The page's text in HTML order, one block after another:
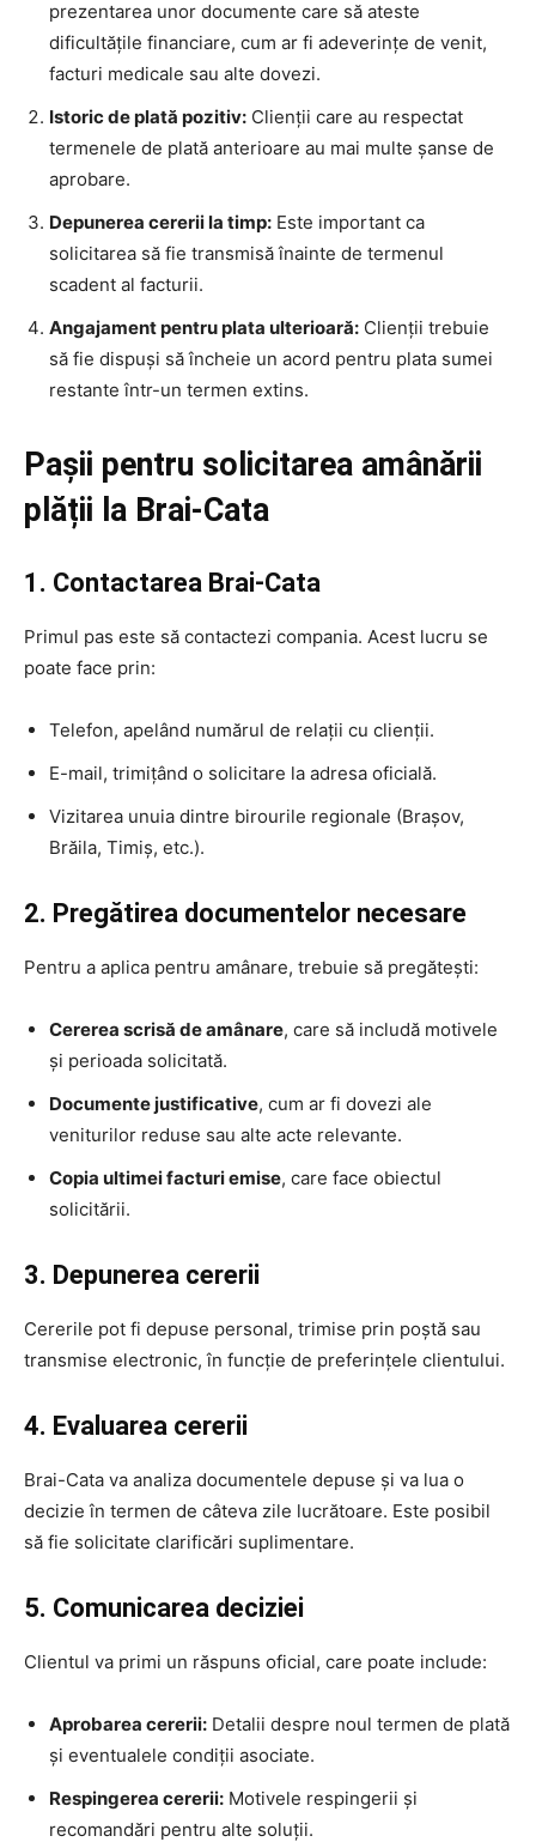
prezentarea unor documente care să ateste
dificultățile financiare, cum ar fi adeverințe de venit,
facturi medicale sau alte dovezi.
Istoric de plată pozitiv: Clienții care au respectat
termenele de plată anterioare au mai multe șanse de
aprobare.
Depunerea cererii la timp: Este important ca
solicitarea să fie transmisă înainte de termenul
scadent al facturii.
Angajament pentru plata ulterioară: Clienții trebuie
să fie dispuși să încheie un acord pentru plata sumei
restante într-un termen extins.
Pașii pentru solicitarea amânării
plății la Brai-Cata
1. Contactarea Brai-Cata
Primul pas este să contactezi compania. Acest lucru se
poate face prin:
Telefon, apelând numărul de relații cu clienții.
E-mail, trimițând o solicitare la adresa oficială.
Vizitarea unuia dintre birourile regionale (Brașov,
Brăila, Timiș, etc.).
2. Pregătirea documentelor necesare
Pentru a aplica pentru amânare, trebuie să pregătești:
Cererea scrisă de amânare, care să includă motivele
și perioada solicitată.
Documente justificative, cum ar fi dovezi ale
veniturilor reduse sau alte acte relevante.
Copia ultimei facturi emise, care face obiectul
solicitării.
3. Depunerea cererii
Cererile pot fi depuse personal, trimise prin poștă sau
transmise electronic, în funcție de preferințele clientului.
4. Evaluarea cererii
Brai-Cata va analiza documentele depuse și va lua o
decizie în termen de câteva zile lucrătoare. Este posibil
să fie solicitate clarificări suplimentare.
5. Comunicarea deciziei
Clientul va primi un răspuns oficial, care poate include:
Aprobarea cererii: Detalii despre noul termen de plată
și eventualele condiții asociate.
Respingerea cererii: Motivele respingerii și
recomandări pentru alte soluții.